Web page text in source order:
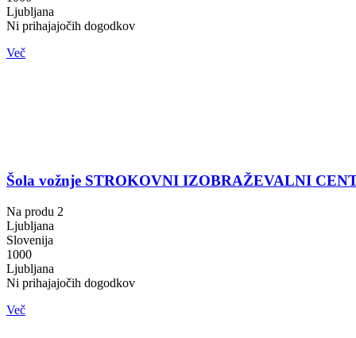
Ljubljana
Ni prihajajočih dogodkov
Več
Šola vožnje STROKOVNI IZOBRAŽEVALNI
Na produ 2
Ljubljana
Slovenija
1000
Ljubljana
Ni prihajajočih dogodkov
Več